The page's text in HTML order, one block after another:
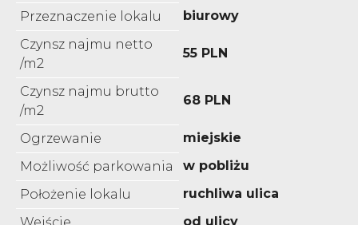
Przeznaczenie lokalu
biurowy
Czynsz najmu netto
/m2
55 PLN
Czynsz najmu brutto
/m2
68 PLN
Ogrzewanie
miejskie
Możliwość parkowania
w pobliżu
Położenie lokalu
ruchliwa ulica
od ulicy